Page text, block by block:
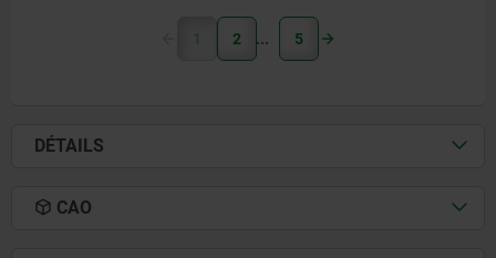
1 2 5
DÉTAILS
CAO